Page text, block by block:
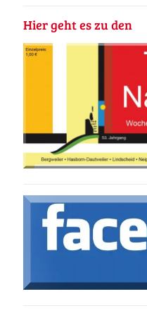
Hier geht es zu den